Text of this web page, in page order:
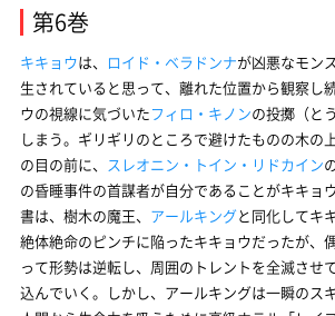
第6巻
キキョウは、 ロイド・ベラドンナが凶悪なモン
生されていると思って、離れた位置から観察し
ウの視線に気づいたフィロ・キノンの投擲（と
しまう。ギリギリのところで避けたものの木の
の目の前に、 スレオニン・トイン・リドカイン
の昏睡事件の首謀者が自分であることがキキョ
書は、樹木の魔王、 アールキングと同化してキ
絶体絶命のピンチに陥ったキキョウだったが、
って形勢は逆転し、周囲のトレントを全滅させ
込んでいく。しかし、アールキングは一瞬のス